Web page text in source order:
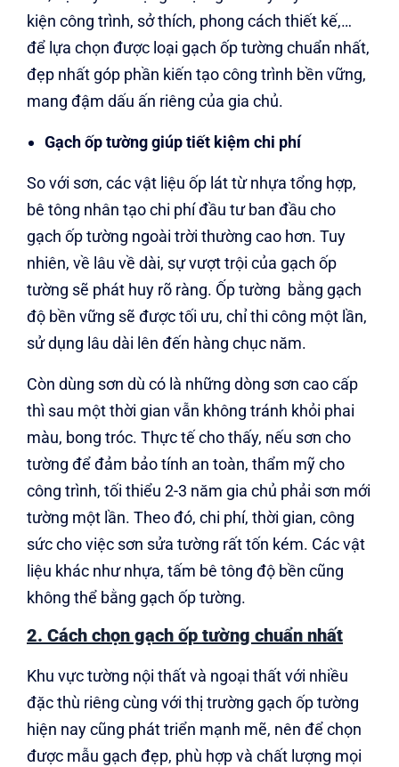
kiện công trình, sở thích, phong cách thiết kế,…
để lựa chọn được loại gạch ốp tường chuẩn nhất,
đẹp nhất góp phần kiến tạo công trình bền vững,
mang đậm dấu ấn riêng của gia chủ.
Gạch ốp tường giúp tiết kiệm chi phí
So với sơn, các vật liệu ốp lát từ nhựa tổng hợp,
bê tông nhân tạo chi phí đầu tư ban đầu cho
gạch ốp tường ngoài trời thường cao hơn. Tuy
nhiên, về lâu về dài, sự vượt trội của gạch ốp
tường sẽ phát huy rõ ràng. Ốp tường bằng gạch
độ bền vững sẽ được tối ưu, chỉ thi công một lần,
sử dụng lâu dài lên đến hàng chục năm.
Còn dùng sơn dù có là những dòng sơn cao cấp
thì sau một thời gian vẫn không tránh khỏi phai
màu, bong tróc. Thực tế cho thấy, nếu sơn cho
tường để đảm bảo tính an toàn, thẩm mỹ cho
công trình, tối thiểu 2-3 năm gia chủ phải sơn mới
tường một lần. Theo đó, chi phí, thời gian, công
sức cho việc sơn sửa tường rất tốn kém. Các vật
liệu khác như nhựa, tấm bê tông độ bền cũng
không thể bằng gạch ốp tường.
2. Cách chọn gạch ốp tường chuẩn nhất
Khu vực tường nội thất và ngoại thất với nhiều
đặc thù riêng cùng với thị trường gạch ốp tường
hiện nay cũng phát triển mạnh mẽ, nên để chọn
được mẫu gạch đẹp, phù hợp và chất lượng mọi